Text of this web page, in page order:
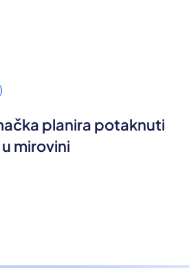
planira potaknuti
mirovini